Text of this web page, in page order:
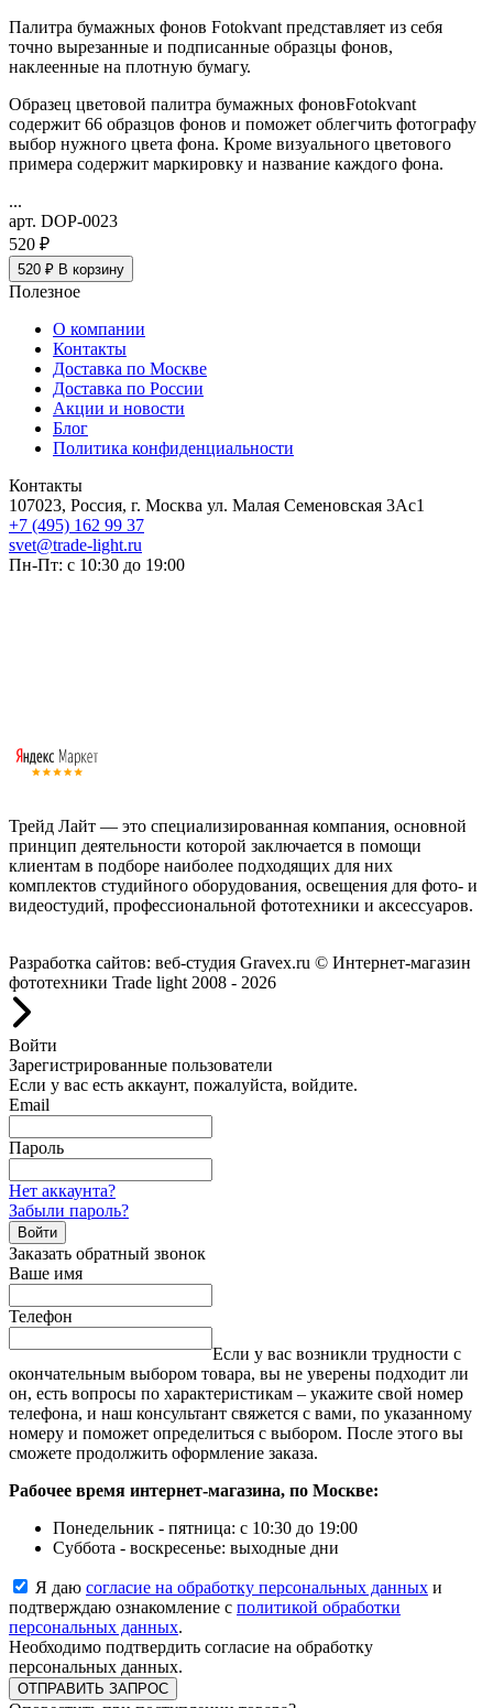
Палитра бумажных фонов Fotokvant представляет из себя
точно вырезанные и подписанные образцы фонов,
наклеенные на плотную бумагу.
Образец цветовой палитра бумажных фоновFotokvant
содержит 66 образцов фонов и поможет облегчить фотографу
выбор нужного цвета фона. Кроме визуального цветового
примера содержит маркировку и название каждого фона.
...
арт. DOP-0023
520 ₽
520 ₽ В корзину
Полезное
О компании
Контакты
Доставка по Москве
Доставка по России
Акции и новости
Блог
Политика конфиденциальности
Контакты
107023, Россия, г. Москва ул. Малая Семеновская 3Ас1
+7 (495) 162 99 37
svet@trade-light.ru
Пн-Пт: с 10:30 до 19:00
Трейд Лайт — это специализированная компания, основной
принцип деятельности которой заключается в помощи
клиентам в подборе наиболее подходящих для них
комплектов студийного оборудования, освещения для фото- и
видеостудий, профессиональной фототехники и аксессуаров.
Разработка сайтов: веб-студия Gravex.ru © Интернет-магазин
фототехники Trade light 2008 - 2026
Войти
Зарегистрированные пользователи
Если у вас есть аккаунт, пожалуйста, войдите.
Email
Пароль
Нет аккаунта?
Забыли пароль?
Войти
Заказать обратный звонок
Ваше имя
Телефон
Если у вас возникли трудности с
окончательным выбором товара, вы не уверены подходит ли
он, есть вопросы по характеристикам – укажите свой номер
телефона, и наш консультант свяжется с вами, по указанному
номеру и поможет определиться с выбором. После этого вы
сможете продолжить оформление заказа.
Рабочее время интернет-магазина, по Москве:
Понедельник - пятница: с 10:30 до 19:00
Суббота - воскресенье: выходные дни
Я даю согласие на обработку персональных данных и
подтверждаю ознакомление с политикой обработки
персональных данных.
Необходимо подтвердить согласие на обработку
персональных данных.
ОТПРАВИТЬ ЗАПРОС